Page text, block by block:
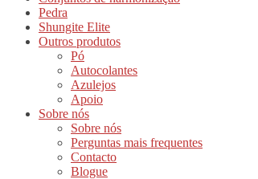
Pedra
Shungite Elite
Outros produtos
Pó
Autocolantes
Azulejos
Apoio
Sobre nós
Sobre nós
Perguntas mais frequentes
Contacto
Blogue